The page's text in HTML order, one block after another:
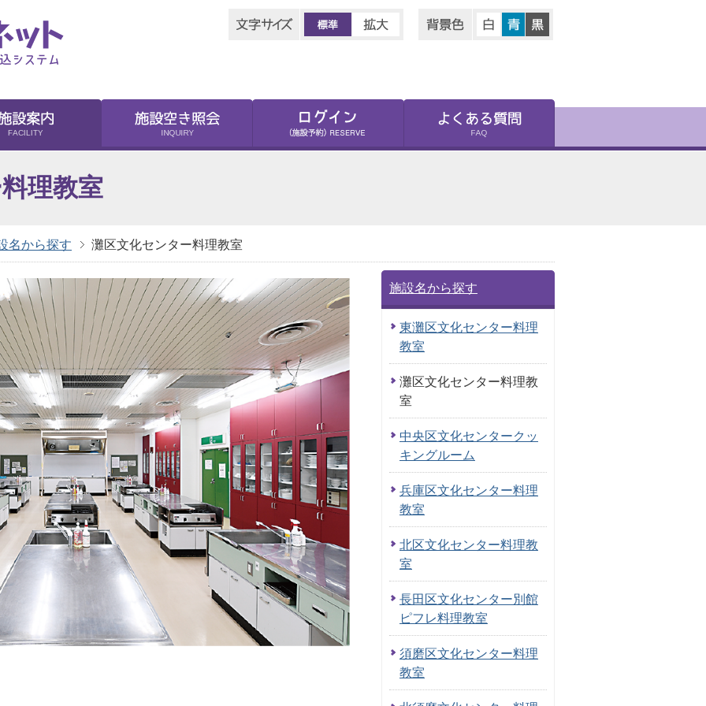
理教室
名から探す 灘区文化センター料理教室
施設名から探す
東灘区文化センター料理
教室
灘区文化センター料理教
室
中央区文化センタークッ
キングルーム
兵庫区文化センター料理
教室
北区文化センター料理教
室
長田区文化センター別館
ピフレ料理教室
須磨区文化センター料理
教室